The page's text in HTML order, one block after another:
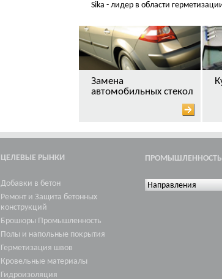
Sika - лидер в области
Замена
автомобильных стекол
ЦЕЛЕВЫЕ РЫНКИ
Добавки в бетон
Ремонт и Защита бетонных
конструкций
Брошюры Промышленность
Полы и напольные покрытия
Герметизация швов
Кровельные материалы
Гидроизоляция
ПРОМЫШЛЕННОСТЬ
Направления